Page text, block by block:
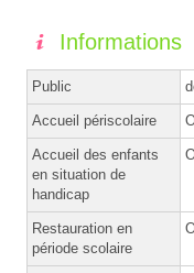
Informations
Public
Accueil périscolaire
Accueil des enfants
en situation de
handicap
Restauration en
période scolaire